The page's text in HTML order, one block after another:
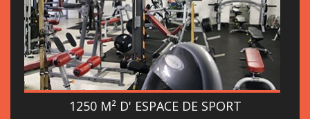
1250 M² D' ESPACE DE SPORT